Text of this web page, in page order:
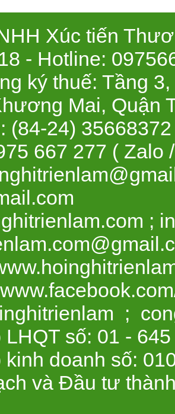
Xúc tiến
- Hotline:
ký thuế: Tầng
Mai, Quận
(84-24)
667 277 ( Zalo
;
;
số: 01 - 645
kinh doanh số:
và Đầu tư